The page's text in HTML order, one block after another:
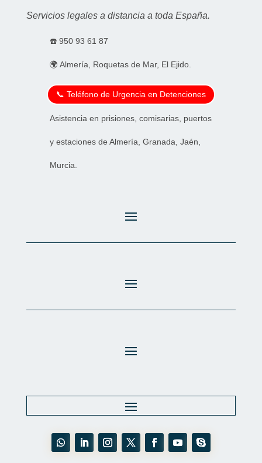
Servicios legales a distancia a toda España.
☎️ 950 93 61 87
🌍 Almería, Roquetas de Mar, El Ejido.
📞 Teléfono de Urgencia en Detenciones
Asistencia en prisiones, comisarias, puertos
y estaciones de Almería, Granada, Jaén,
Murcia.